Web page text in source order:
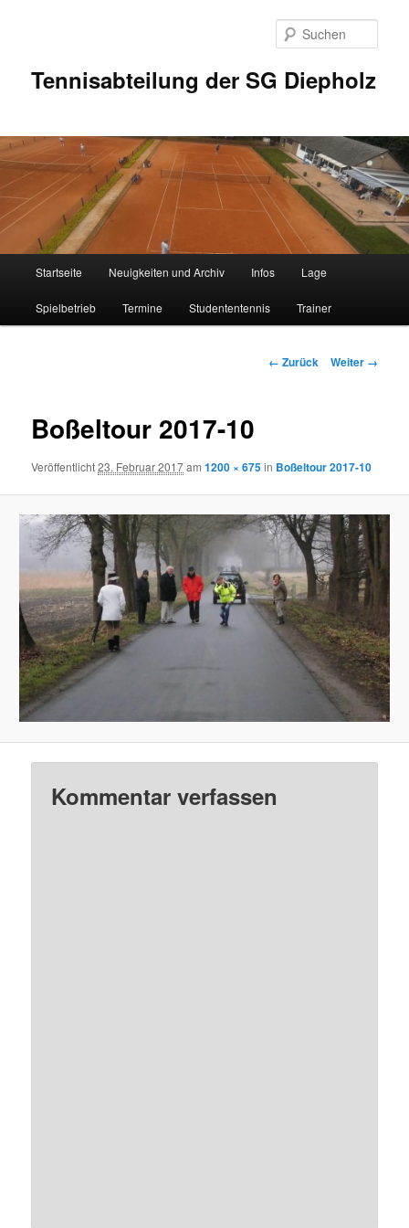
Tennisabteilung der SG Diepholz
Startseite Neuigkeiten und Archiv Infos Lage
Spielbetrieb Termine Studententennis Trainer
Bilder-
← Zurück Weiter →
Boßeltour 2017-10
Veröffentlicht23. Februar 2017am1200 × 675in Boßeltour 2017-10
Kommentar verfassen